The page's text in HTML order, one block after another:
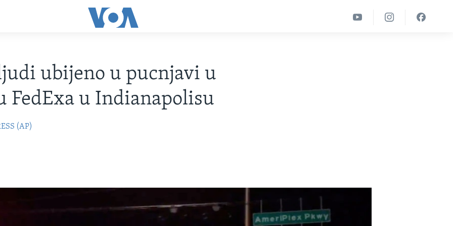
ubijeno u pucnjavi u
FedExa u Indianapolisu
(AP)